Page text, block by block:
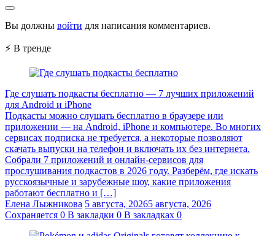
Вы должны войти для написания комментариев.
⚡ В тренде
Где слушать подкасты бесплатно — 7 лучших приложений
для Android и iPhone
Подкасты можно слушать бесплатно в браузере или
приложении — на Android, iPhone и компьютере. Во многих
сервисах подписка не требуется, а некоторые позволяют
скачать выпуски на телефон и включать их без интернета.
Собрали 7 приложений и онлайн-сервисов для
прослушивания подкастов в 2026 году. Разберём, где искать
русскоязычные и зарубежные шоу, какие приложения
работают бесплатно и […]
Елена Лыжникова 5 августа, 20265 августа, 2026
Сохраняется 0 В закладки 0 В закладках 0